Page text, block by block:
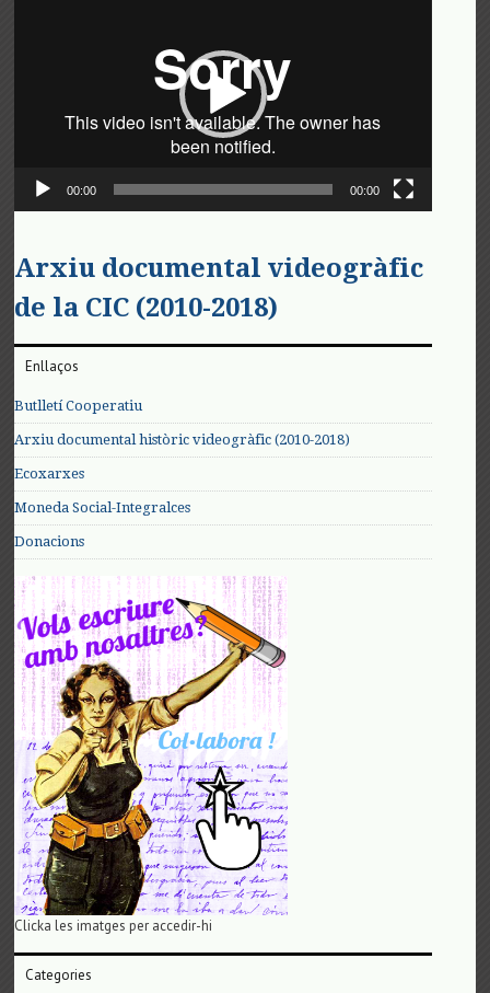
00:00 00:00
Arxiu documental videogràfic
de la CIC (2010-2018)
Enllaços
Butlletí Cooperatiu
Arxiu documental històric videogràfic (2010-2018)
Ecoxarxes
Moneda Social-Integralces
Donacions
Clicka les imatges per accedir-hi
Categories